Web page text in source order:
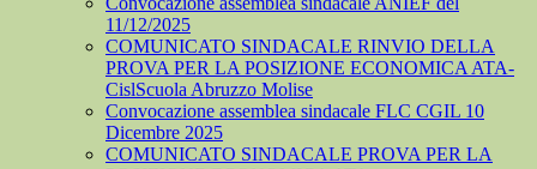
11/12/2025
COMUNICATO SINDACALE RINVIO DELLA
PROVA PER LA POSIZIONE ECONOMICA ATA-
CislScuola Abruzzo Molise
Convocazione assemblea sindacale FLC CGIL 10
Dicembre 2025
COMUNICATO SINDACALE PROVA PER LA